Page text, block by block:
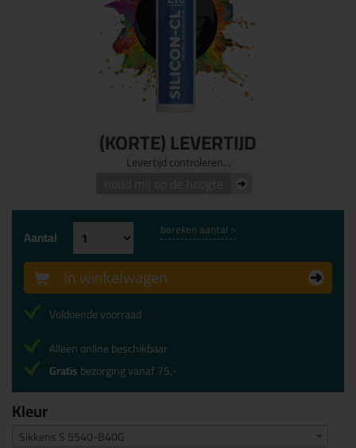
(KORTE) LEVERTIJD
Levertijd controleren...
Kleur
Sikkens S 5540-B40G
Aantal bereken aantal >
In winkelwagen
Voldoende voorraad
Alleen online beschikbaar
Gratisbezorging vanaf 75,-